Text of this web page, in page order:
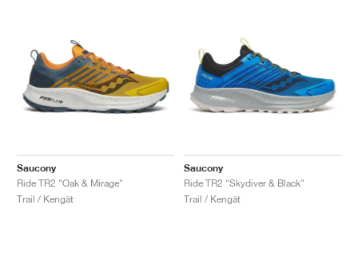
Saucony
Ride TR2 "Oak & Mirage"
Trail / Kengät
Saucony
Ride TR2 "Skydiver & Black"
Trail / Kengät